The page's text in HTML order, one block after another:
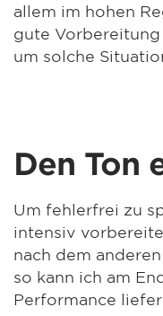
allem im hohen
gute Vorbereitung
um solche
Den Ton
Um fehlerfrei zu
intensiv
nach dem
so kann ich am
Performance